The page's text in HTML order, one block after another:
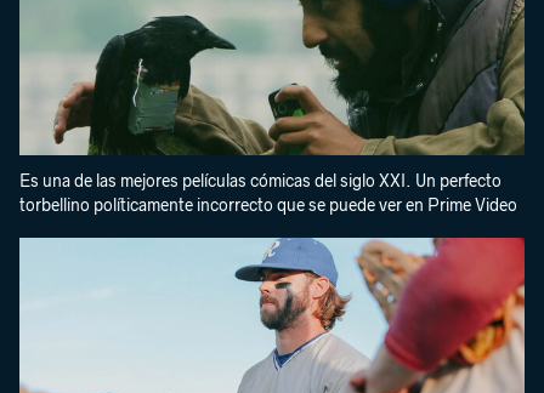
Es una de las mejores películas cómicas del siglo XXI. Un perfecto
torbellino políticamente incorrecto que se puede ver en Prime Video